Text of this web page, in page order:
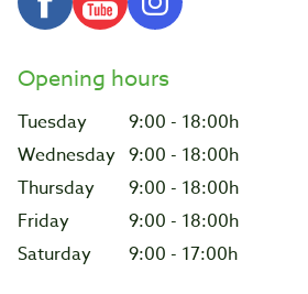
Opening hours
Tuesday
9:00 - 18:00h
Wednesday 9:00 - 18:00h
Thursday
9:00 - 18:00h
Friday
9:00 - 18:00h
Saturday
9:00 - 17:00h